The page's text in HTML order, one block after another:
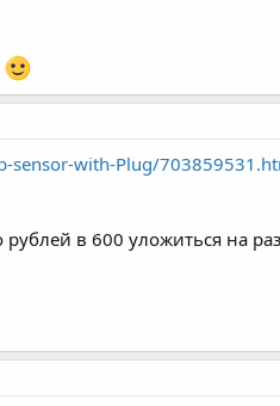
sensor-with-Plug/
в 600 уложиться на